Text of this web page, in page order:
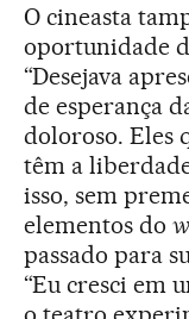
O cineasta
oportunidade
“Desejava
de esperança
doloroso. Eles
têm a
isso, sem
elementos do
passado para
“Eu cresci em